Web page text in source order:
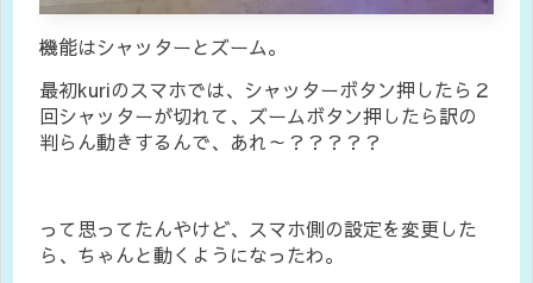
機能はシャッターとズーム。
最初kuriのスマホでは、シャッターボタン押したら２
回シャッターが切れて、ズームボタン押したら訳の
判らん動きするんで、あれ～？？？？？
って思ってたんやけど、スマホ側の設定を変更した
ら、ちゃんと動くようになったわ。